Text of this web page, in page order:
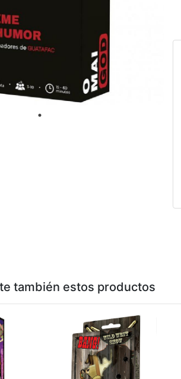
también estos productos